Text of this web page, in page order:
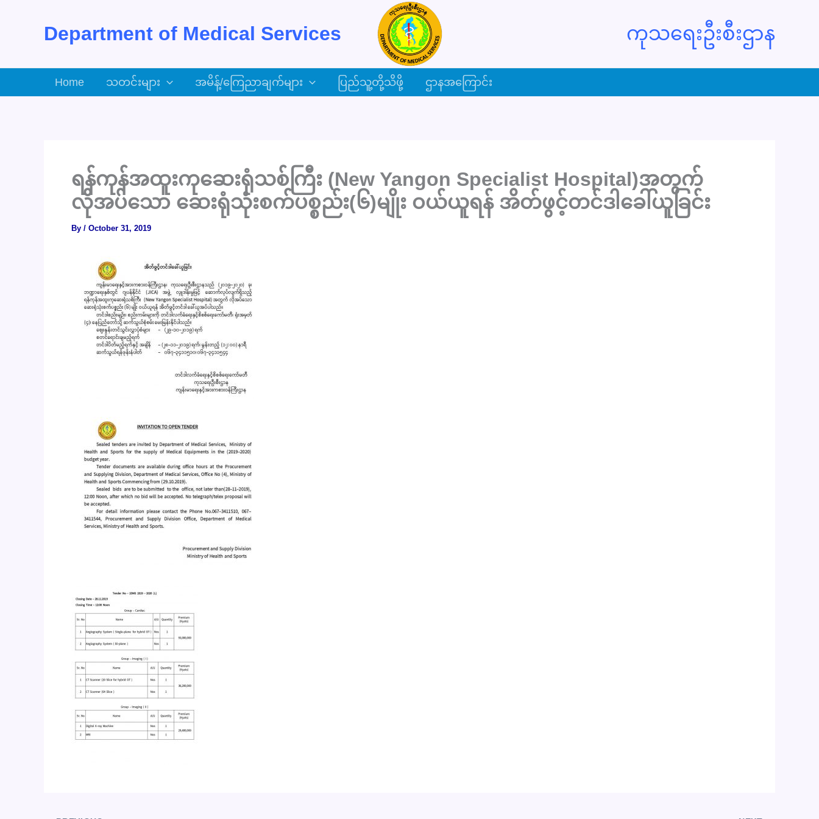
Department of Medical Services ကုသရေးဦးစီးဌာန
Home သတင်းများ အမိန့်/ကြေညာချက်များ ပြည်သူ့တို့သိဖို့ ဌာနအကြောင်း
ရန်ကုန်အထူးကုဆေးရုံသစ်ကြီး (New Yangon Specialist Hospital)အတွက်
လိုအပ်သော ဆေးရုံသုံးစက်ပစ္စည်း(၆)မျိုး ဝယ်ယူရန် အိတ်ဖွင့်တင်ဒါခေါ်ယူခြင်း
By / October 31, 2019